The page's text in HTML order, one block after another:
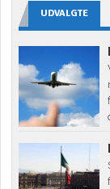
UDVALGTE